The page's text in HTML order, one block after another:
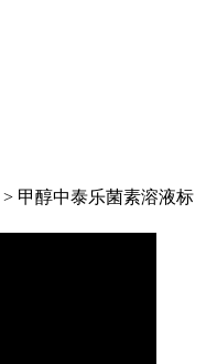
> 甲醇中泰乐菌素溶液标